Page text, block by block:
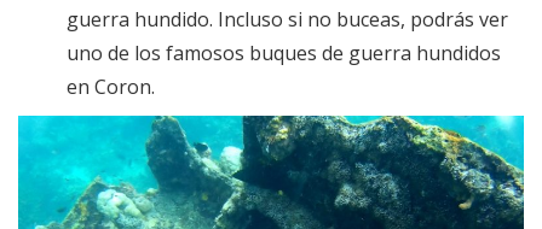
guerra hundido. Incluso si no buceas, podrás ver
uno de los famosos buques de guerra hundidos
en Coron.